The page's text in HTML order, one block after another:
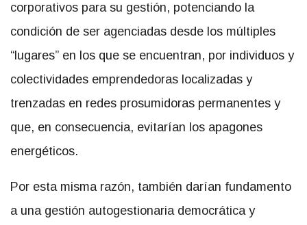
corporativos para su gestión, potenciando la
condición de ser agenciadas desde los múltiples
“lugares” en los que se encuentran, por individuos y
colectividades emprendedoras localizadas y
trenzadas en redes prosumidoras permanentes y
que, en consecuencia, evitarían los apagones
energéticos.
Por esta misma razón, también darían fundamento
a una gestión autogestionaria democrática y